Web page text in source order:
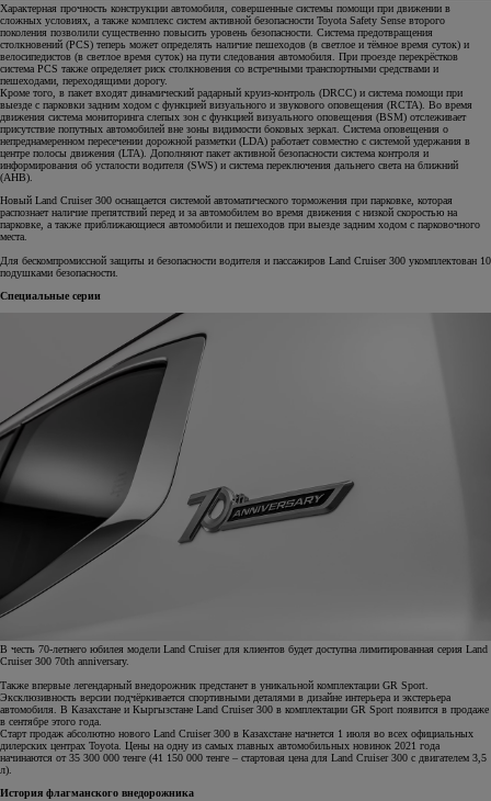
Характерная прочность конструкции автомобиля, совершенные системы помощи при движении в
сложных условиях, а также комплекс систем активной безопасности Toyota Safety Sense второго
поколения позволили существенно повысить уровень безопасности. Система предотвращения
столкновений (PCS) теперь может определять наличие пешеходов (в светлое и тёмное время суток) и
велосипедистов (в светлое время суток) на пути следования автомобиля. При проезде перекрёстков
система PCS также определяет риск столкновения со встречными транспортными средствами и
пешеходами, переходящими дорогу.
Кроме того, в пакет входят динамический радарный круиз-контроль (DRCC) и система помощи при
выезде с парковки задним ходом с функцией визуального и звукового оповещения (RCTA). Во время
движения система мониторинга слепых зон с функцией визуального оповещения (BSM) отслеживает
присутствие попутных автомобилей вне зоны видимости боковых зеркал. Система оповещения о
непреднамеренном пересечении дорожной разметки (LDA) работает совместно с системой удержания в
центре полосы движения (LTA). Дополняют пакет активной безопасности система контроля и
информирования об усталости водителя (SWS) и система переключения дальнего света на ближний
(AHB).
Новый Land Cruiser 300 оснащается системой автоматического торможения при парковке, которая
распознает наличие препятствий перед и за автомобилем во время движения с низкой скоростью на
парковке, а также приближающиеся автомобили и пешеходов при выезде задним ходом с парковочного
места.
Для бескомпромиссной защиты и безопасности водителя и пассажиров Land Cruiser 300 укомплектован 10
подушками безопасности.
Специальные серии
В честь 70-летнего юбилея модели Land Cruiser для клиентов будет доступна лимитированная серия Land
Cruiser 300 70th anniversary.
Также впервые легендарный внедорожник предстанет в уникальной комплектации GR Sport.
Эксклюзивность версии подчёркивается спортивными деталями в дизайне интерьера и экстерьера
автомобиля. В Казахстане и Кыргызстане Land Cruiser 300 в комплектации GR Sport появится в продаже
в сентябре этого года.
Старт продаж абсолютно нового Land Cruiser 300 в Казахстане начнется 1 июля во всех официальных
дилерских центрах Toyota. Цены на одну из самых главных автомобильных новинок 2021 года
начинаются от 35 300 000 тенге (41 150 000 тенге – стартовая цена для Land Cruiser 300 с двигателем 3,5
л).
История флагманского внедорожника